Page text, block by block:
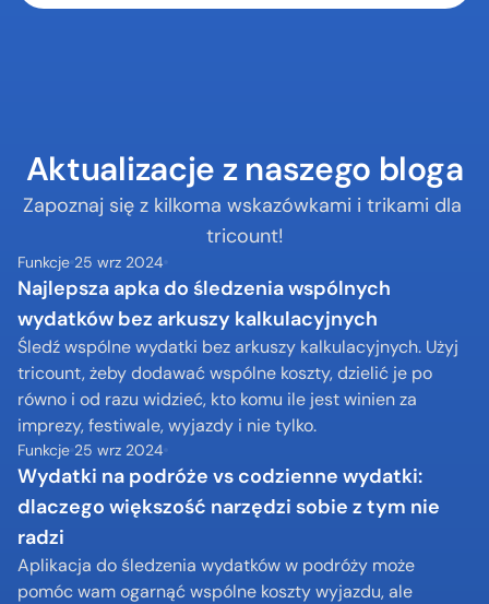
Aktualizacje z naszego bloga
Zapoznaj się z kilkoma wskazówkami i trikami dla
tricount!
Funkcje 25 wrz 2024
Najlepsza apka do śledzenia wspólnych
wydatków bez arkuszy kalkulacyjnych
Śledź wspólne wydatki bez arkuszy kalkulacyjnych. Użyj
tricount, żeby dodawać wspólne koszty, dzielić je po
równo i od razu widzieć, kto komu ile jest winien za
imprezy, festiwale, wyjazdy i nie tylko.
Funkcje 25 wrz 2024
Wydatki na podróże vs codzienne wydatki:
dlaczego większość narzędzi sobie z tym nie
radzi
Aplikacja do śledzenia wydatków w podróży może
pomóc wam ogarnąć wspólne koszty wyjazdu, ale